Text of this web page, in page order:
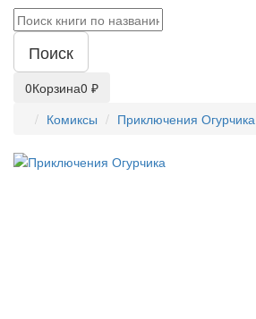
Поиск
0Корзина0 ₽
Комиксы
Приключения Огурчика